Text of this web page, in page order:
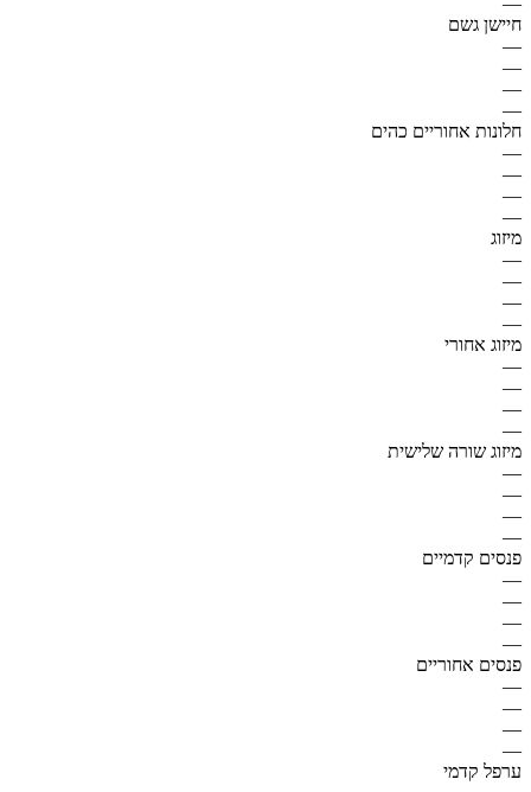
חיישן גשם
—
—
—
—
חלונות אחוריים כהים
—
—
—
—
מיזוג
—
—
—
—
מיזוג אחורי
—
—
—
—
מיזוג שורה שלישית
—
—
—
—
פנסים קדמיים
—
—
—
—
פנסים אחוריים
—
—
—
—
ערפל קדמי